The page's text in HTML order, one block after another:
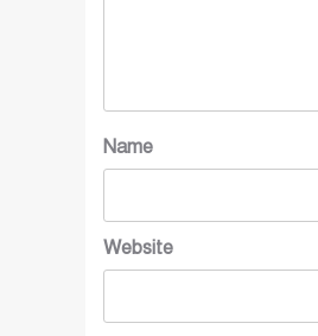
Name
Website